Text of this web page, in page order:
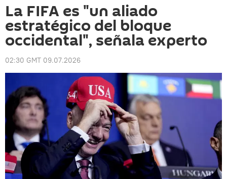
La FIFA es "un aliado
estratégico del bloque
occidental", señala experto
02:30 GMT 09.07.2026